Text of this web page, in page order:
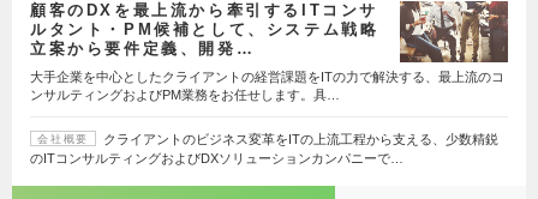
顧客のDXを最上流から牽引するITコンサ
ルタント・PM候補として、システム戦略
立案から要件定義、開発…
大手企業を中心としたクライアントの経営課題をITの力で解決する、最上流のコ
ンサルティングおよびPM業務をお任せします。具…
会社概要
クライアントのビジネス変革をITの上流工程から支える、少数精鋭
のITコンサルティングおよびDXソリューションカンパニーで…